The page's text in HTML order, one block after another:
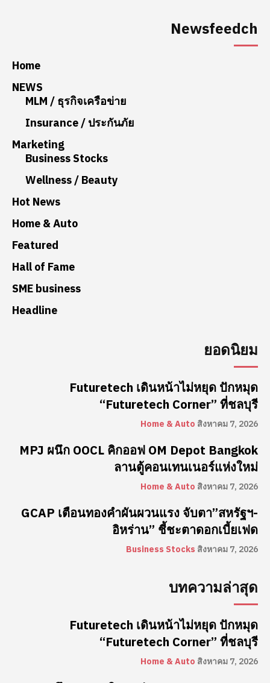
Newsfeedch
Home
NEWS
MLM / ธุรกิจเครือข่าย
Insurance / ประกันภัย
Marketing
Business Stocks
Wellness / Beauty
Hot News
Home & Auto
Featured
Hall of Fame
SME business
Headline
ยอดนิยม
Futuretech เดินหน้าไม่หยุด ปักหมุด
“Futuretech Corner” ที่ชลบุรี
Home & Auto สิงหาคม 7, 2026
MPJ ผนึก OOCL คิกออฟ OM Depot Bangkok
ลานตู้คอนเทนเนอร์แห่งใหม่
Home & Auto สิงหาคม 7, 2026
GCAP เตือนทองคำผันผวนแรง จับตา”สหรัฐฯ-
อิหร่าน” ชี้ชะตาดอกเบี้ยเฟด
Business Stocks สิงหาคม 7, 2026
บทความล่าสุด
Futuretech เดินหน้าไม่หยุด ปักหมุด
“Futuretech Corner” ที่ชลบุรี
Home & Auto สิงหาคม 7, 2026